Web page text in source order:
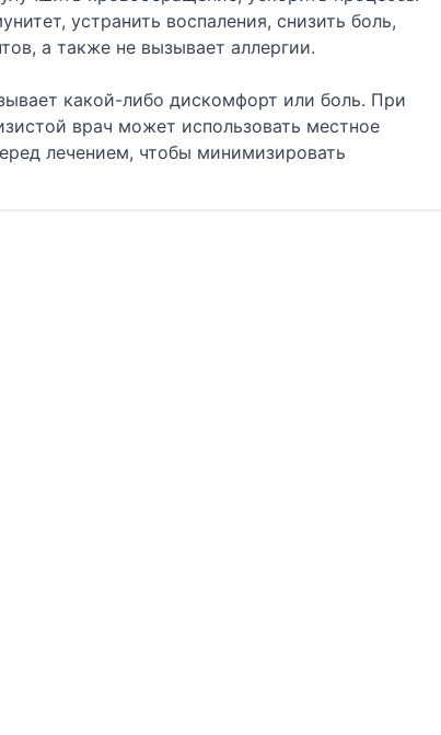
устранить воспаления, снизить боль,
а также не вызывает аллергии.
какой-либо дискомфорт или боль. При
врач может использовать местное
лечением, чтобы минимизировать